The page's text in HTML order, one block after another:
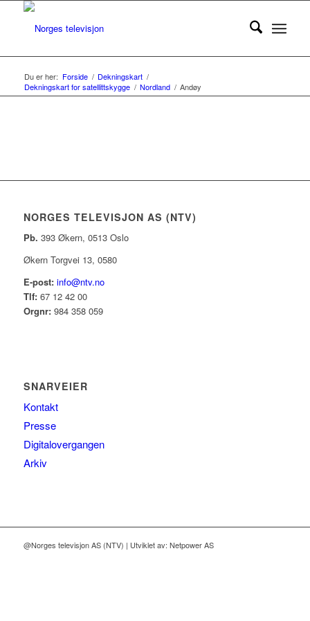
Du er her: Forside / Dekningskart /
Dekningskart for satellittskygge / Nordland / Andøy
NORGES TELEVISJON AS (NTV)
Pb. 393 Økern, 0513 Oslo
Økern Torgvei 13, 0580
E-post: info@ntv.no
Tlf:67 12 42 00
Orgnr:984 358 059
SNARVEIER
Kontakt
Presse
Digitalovergangen
Arkiv
@Norges televisjon AS (NTV) | Utviklet av: Netpower AS